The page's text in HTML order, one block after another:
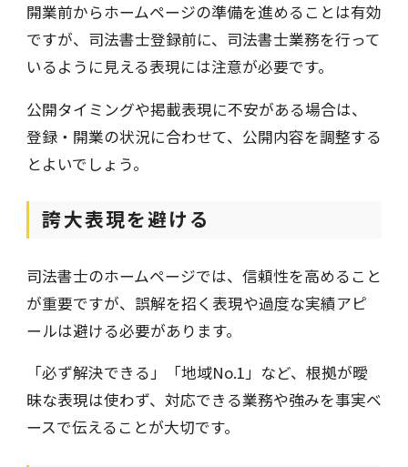
開業前からホームページの準備を進めることは有効
ですが、司法書士登録前に、司法書士業務を行って
いるように見える表現には注意が必要です。
公開タイミングや掲載表現に不安がある場合は、
登録・開業の状況に合わせて、公開内容を調整する
とよいでしょう。
誇大表現を避ける
司法書士のホームページでは、信頼性を高めること
が重要ですが、誤解を招く表現や過度な実績アピ
ールは避ける必要があります。
「必ず解決できる」「地域No.1」など、根拠が曖
昧な表現は使わず、対応できる業務や強みを事実ベ
ースで伝えることが大切です。